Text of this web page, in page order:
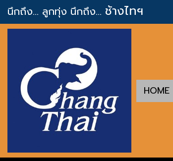
นึกถึง... ลูกทุ่ง นึกถึง... ช้างไทฯ
HOME